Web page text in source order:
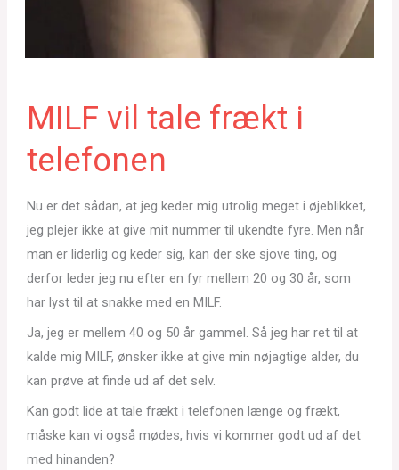
MILF vil tale frækt i
telefonen
Nu er det sådan, at jeg keder mig utrolig meget i øjeblikket,
jeg plejer ikke at give mit nummer til ukendte fyre. Men når
man er liderlig og keder sig, kan der ske sjove ting, og
derfor leder jeg nu efter en fyr mellem 20 og 30 år, som
har lyst til at snakke med en MILF.
Ja, jeg er mellem 40 og 50 år gammel. Så jeg har ret til at
kalde mig MILF, ønsker ikke at give min nøjagtige alder, du
kan prøve at finde ud af det selv.
Kan godt lide at tale frækt i telefonen længe og frækt,
måske kan vi også mødes, hvis vi kommer godt ud af det
med hinanden?